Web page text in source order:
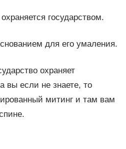
государством.
для его умаления.
охраняет
вы если не знаете, то
митинг и там вам